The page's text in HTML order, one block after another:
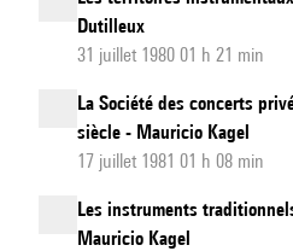
Dutilleux
31 juillet 1980 01 h 21 min
La Société des concerts
siècle - Mauricio Kagel
17 juillet 1981 01 h 08 min
Les instruments
Mauricio Kagel